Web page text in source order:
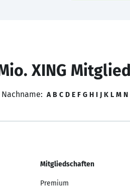
XING
Nachname: A B C D E F G H I J K L M N
Mitgliedschaften
Premium